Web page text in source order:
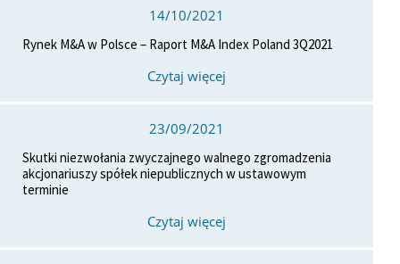
14/10/2021
Rynek M&A w Polsce – Raport M&A Index Poland 3Q2021
Czytaj więcej
23/09/2021
Skutki niezwołania zwyczajnego walnego zgromadzenia
akcjonariuszy spółek niepublicznych w ustawowym
terminie
Czytaj więcej